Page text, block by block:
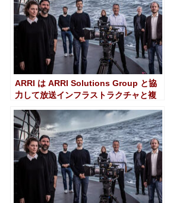
ARRI は ARRI Solutions Group と協
力して放送インフラストラクチャと複